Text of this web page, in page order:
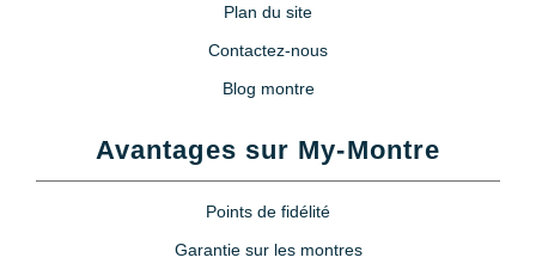
Plan du site
Contactez-nous
Blog montre
Avantages sur My-Montre
Points de fidélité
Garantie sur les montres